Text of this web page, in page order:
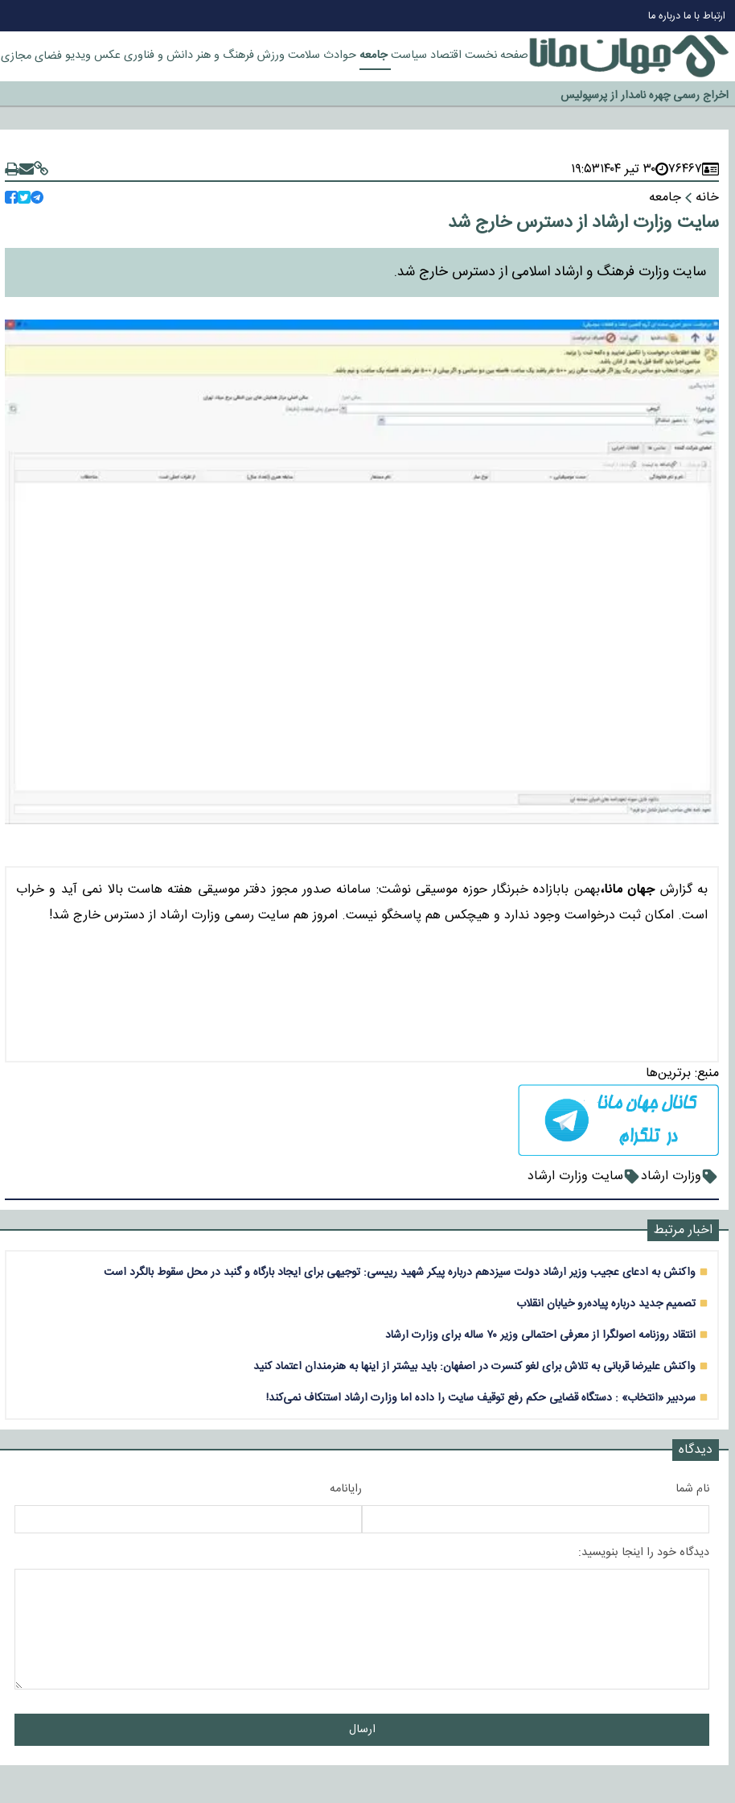
ارتباط با مادرباره ما
صفحه نخست اقتصاد سیاستجامعه حوادث سلامت ورزشفرهنگ و هنردانش و فناوری عکس ویدیوفضای مجازی
چرا طلا دوباره افزایشی شد؟
گزینه جدایی اوسمار روی میز مدیران پرسپولیس
آیا رئیس جمهور آمریکا قانون را دور می‌زند؟
اخراج رسمی چهره نامدار از پرسپولیس
سازمان اطلاعات سپاه: پروژه دولت ترامپ برای مهار چین، روسیه و اروپا شکست خورد
۷۶۴۶۷ ۳۰ تیر ۱۴۰۴
۱۹:۵۳
خانه
جامعه
سایت وزارت ارشاد از دسترس خارج شد
سایت وزارت فرهنگ و ارشاد اسلامی از دسترس خارج شد.
به گزارش جهان مانا،بهمن بابازاده خبرنگار حوزه موسیقی نوشت: سامانه صدور مجوز دفتر موسیقی هفته هاست بالا نمی آید و خراب
است. امکان ثبت درخواست وجود ندارد و هیچکس هم پاسخگو نیست. امروز هم سایت رسمی وزارت ارشاد از دسترس خارج شد!
منبع:برترین‌ها
وزارت ارشاد سایت وزارت ارشاد
اخبار مرتبط
واکنش به ادعای عجیب وزیر ارشاد دولت سیزدهم درباره پیکر شهید رییسی: توجیهی برای ایجاد بارگاه و گنبد در محل سقوط بالگرد است
تصمیم جدید درباره پیاده‌رو خیابان انقلاب
انتقاد روزنامه اصولگرا از معرفی احتمالی وزیر ۷۰ ساله برای وزارت ارشاد
واکنش علیرضا قربانی به تلاش برای لغو کنسرت در اصفهان: باید بیشتر از اینها به هنرمندان اعتماد کنید
سردبیر «انتخاب» : دستگاه قضایی حکم رفع توقیف سایت را داده اما وزارت ارشاد استنکاف نمی‌کند!
دیدگاه
نام شما رایانامه
دیدگاه خود را اینجا بنویسید:
ارسال